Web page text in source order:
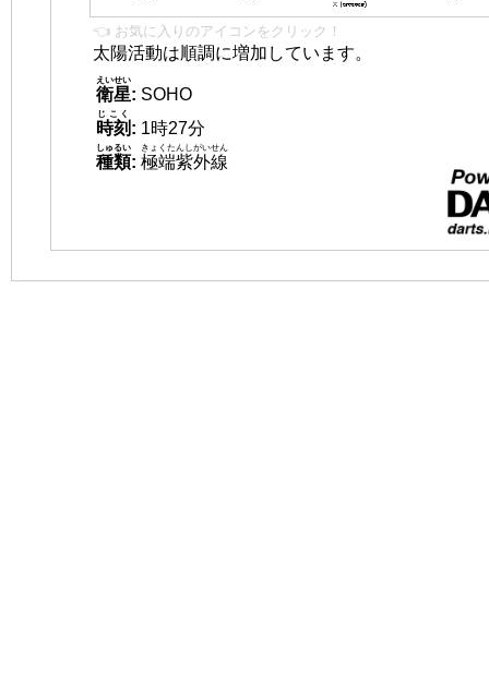
👈 お気に入りのアイコンをクリック！
太陽活動は順調に増加しています。
衛星
えいせい
: SOHO
時刻
じこく
: 1時27分
種類
しゅるい
: 極端紫外線
きょくたんしがいせん